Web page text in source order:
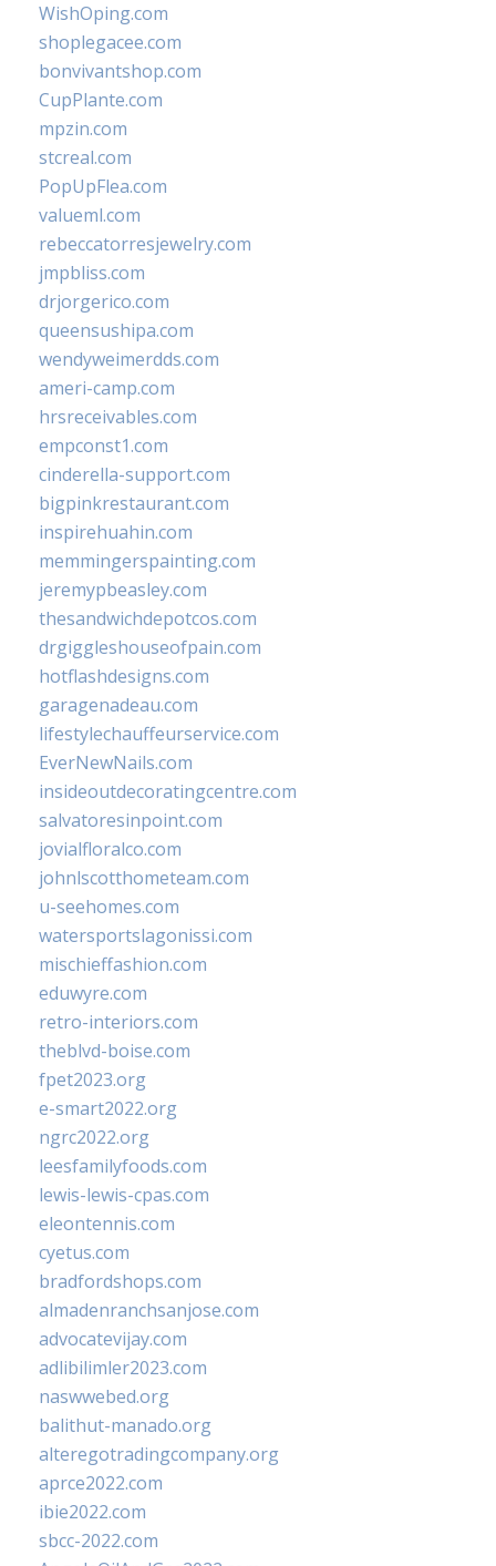
WishOping.com
shoplegacee.com
bonvivantshop.com
CupPlante.com
mpzin.com
stcreal.com
PopUpFlea.com
valueml.com
rebeccatorresjewelry.com
jmpbliss.com
drjorgerico.com
queensushipa.com
wendyweimerdds.com
ameri-camp.com
hrsreceivables.com
empconst1.com
cinderella-support.com
bigpinkrestaurant.com
inspirehuahin.com
memmingerspainting.com
jeremypbeasley.com
thesandwichdepotcos.com
drgiggleshouseofpain.com
hotflashdesigns.com
garagenadeau.com
lifestylechauffeurservice.com
EverNewNails.com
insideoutdecoratingcentre.com
salvatoresinpoint.com
jovialfloralco.com
johnlscotthometeam.com
u-seehomes.com
watersportslagonissi.com
mischieffashion.com
eduwyre.com
retro-interiors.com
theblvd-boise.com
fpet2023.org
e-smart2022.org
ngrc2022.org
leesfamilyfoods.com
lewis-lewis-cpas.com
eleontennis.com
cyetus.com
bradfordshops.com
almadenranchsanjose.com
advocatevijay.com
adlibilimler2023.com
naswwebed.org
balithut-manado.org
alteregotradingcompany.org
aprce2022.com
ibie2022.com
sbcc-2022.com